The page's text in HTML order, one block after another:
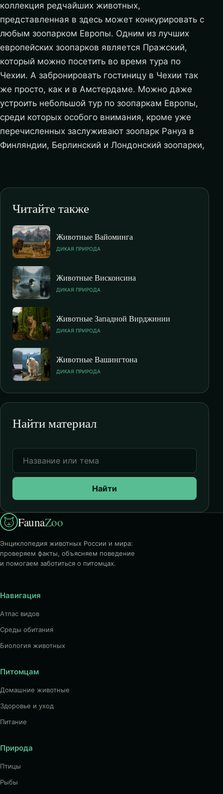
коллекция редчайших животных,
представленная в здесь может конкурировать с
любым зоопарком Европы. Одним из лучших
европейских зоопарков является Пражский,
который можно посетить во время тура по
Чехии. А забронировать гостиницу в Чехии так
же просто, как и в Амстердаме. Можно даже
устроить небольшой тур по зоопаркам Европы,
среди которых особого внимания, кроме уже
перечисленных заслуживают зоопарк Рануа в
Финляндии, Берлинский и Лондонский зоопарки,
Читайте также
Животные Вайоминга
ДИКАЯ ПРИРОДА
Животные Висконсина
ДИКАЯ ПРИРОДА
Животные Западной Вирджинии
ДИКАЯ ПРИРОДА
Животные Вашингтона
ДИКАЯ ПРИРОДА
Найти материал
Найти
FaunaZoo
Энциклопедия животных России и мира:
проверяем факты, объясняем поведение
и помогаем заботиться о питомцах.
Навигация
Атлас видов
Среды обитания
Биология животных
Питомцам
Домашние животные
Здоровье и уход
Питание
Природа
Птицы
Рыбы